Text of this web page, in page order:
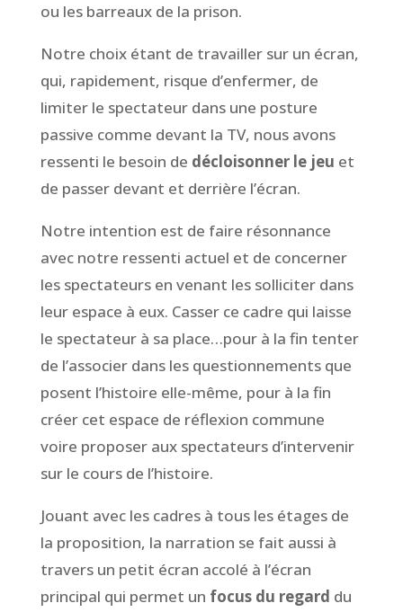
ou les barreaux de la prison.
Notre choix étant de travailler sur un écran,
qui, rapidement, risque d’enfermer, de
limiter le spectateur dans une posture
passive comme devant la TV, nous avons
ressenti le besoin de décloisonner le jeu et
de passer devant et derrière l’écran.
Notre intention est de faire résonnance
avec notre ressenti actuel et de concerner
les spectateurs en venant les solliciter dans
leur espace à eux. Casser ce cadre qui laisse
le spectateur à sa place…pour à la fin tenter
de l’associer dans les questionnements que
posent l’histoire elle-même, pour à la fin
créer cet espace de réflexion commune
voire proposer aux spectateurs d’intervenir
sur le cours de l’histoire.
Jouant avec les cadres à tous les étages de
la proposition, la narration se fait aussi à
travers un petit écran accolé à l’écran
principal qui permet un focus du regard du